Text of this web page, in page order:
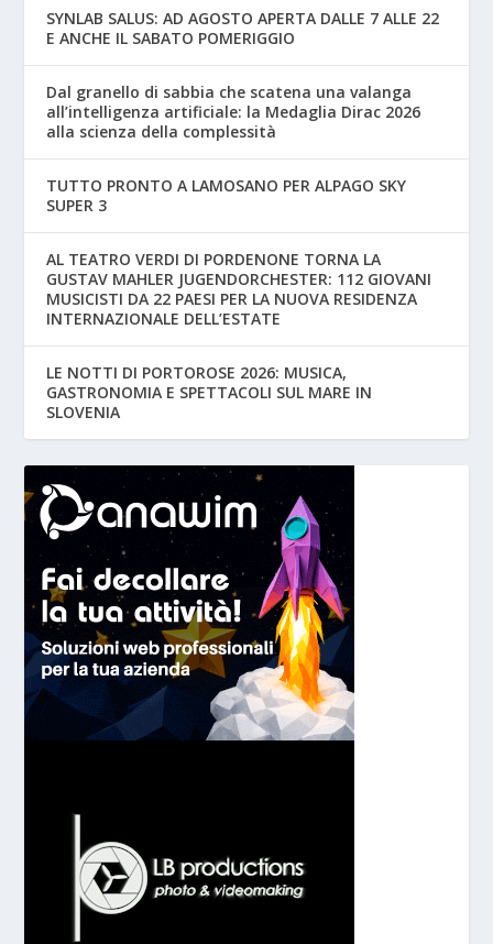
SYNLAB SALUS: AD AGOSTO APERTA DALLE 7 ALLE 22
E ANCHE IL SABATO POMERIGGIO
Dal granello di sabbia che scatena una valanga
all’intelligenza artificiale: la Medaglia Dirac 2026
alla scienza della complessità
TUTTO PRONTO A LAMOSANO PER ALPAGO SKY
SUPER 3
AL TEATRO VERDI DI PORDENONE TORNA LA
GUSTAV MAHLER JUGENDORCHESTER: 112 GIOVANI
MUSICISTI DA 22 PAESI PER LA NUOVA RESIDENZA
INTERNAZIONALE DELL’ESTATE
LE NOTTI DI PORTOROSE 2026: MUSICA,
GASTRONOMIA E SPETTACOLI SUL MARE IN
SLOVENIA